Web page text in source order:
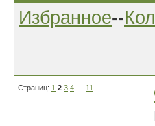
Избранное--
Страниц: 1 2 3 4 11